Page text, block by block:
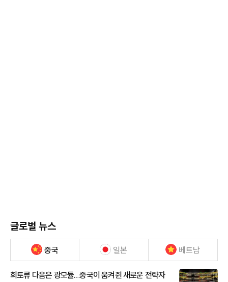
글로벌 뉴스
중국 일본 베트남
희토류 다음은 광모듈…중국이 움켜쥔 새로운 전략자